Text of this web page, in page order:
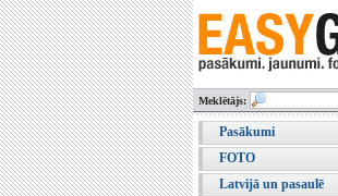
Meklētājs:
Pasākumi
FOTO
Latvijā un pasaulē